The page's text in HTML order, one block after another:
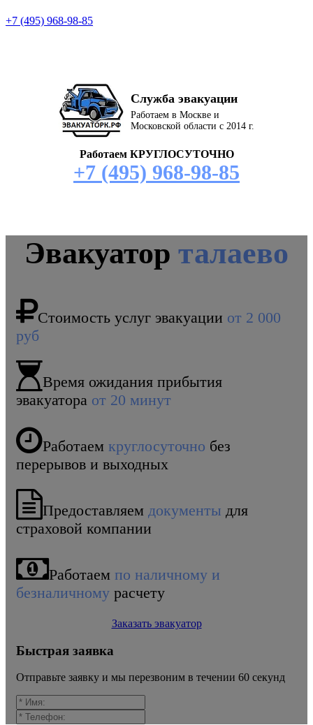
+7 (495) 968-98-85
Служба эвакуации
Работаем в Москве и
Московской области с 2014 г.
Работаем КРУГЛОСУТОЧНО
+7 (495) 968-98-85
Эвакуатор талаево
Стоимость услуг эвакуации от 2 000
руб
Время ожидания прибытия
эвакуатора от 20 минут
Работаем круглосуточно без
перерывов и выходных
Предоставляем документы для
страховой компании
Работаем по наличному и
безналичному расчету
Заказать эвакуатор
Быстрая заявка
Отправьте заявку и мы перезвоним в течении 60 секунд